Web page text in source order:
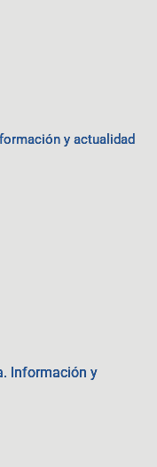
y actualidad
Información y